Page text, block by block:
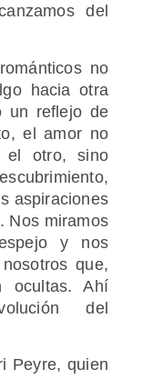
del
no
hacia otra
un reflejo de
el amor no
el otro, sino
aspiraciones
Nos miramos
y nos
que,
ocultas. Ahí
del
Peyre, quien